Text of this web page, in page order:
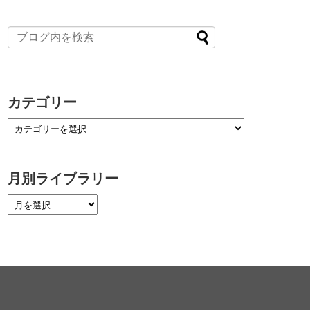
カテゴリー
月別ライブラリー